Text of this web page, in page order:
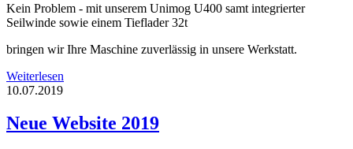
Kein Problem - mit unserem Unimog U400 samt integrierter
Seilwinde sowie einem Tieflader 32t
bringen wir Ihre Maschine zuverlässig in unsere Werkstatt.
Weiterlesen
10.07.2019
Neue Website 2019